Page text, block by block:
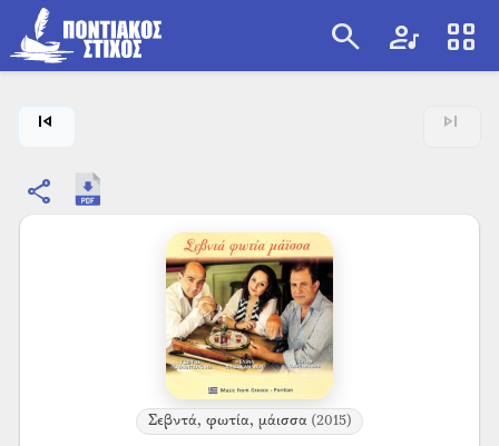
search artist view_cozy
skip_previous skip_next
share
Σεβντά, φωτία, μάισσα(2015)